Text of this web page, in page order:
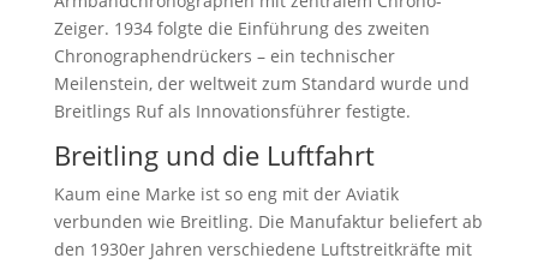
Zeiger. 1934 folgte die Einführung des zweiten
Chronographendrückers – ein technischer
Meilenstein, der weltweit zum Standard wurde und
Breitlings Ruf als Innovationsführer festigte.
Breitling und die Luftfahrt
Kaum eine Marke ist so eng mit der Aviatik
verbunden wie Breitling. Die Manufaktur beliefert ab
den 1930er Jahren verschiedene Luftstreitkräfte mit